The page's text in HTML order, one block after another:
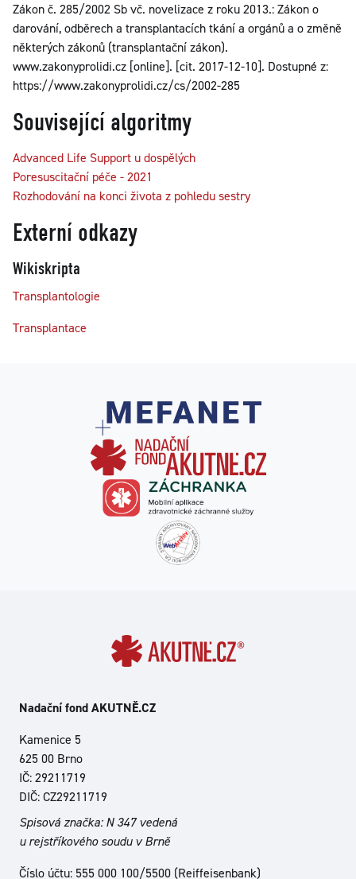
Zákon č. 285/2002 Sb vč. novelizace z roku 2013.: Zákon o
darování, odběrech a transplantacích tkání a orgánů a o změně
některých zákonů (transplantační zákon).
www.zakonyprolidi.cz [online]. [cit. 2017-12-10]. Dostupné z:
https://www.zakonyprolidi.cz/cs/2002-285
Související algoritmy
Advanced Life Support u dospělých
Poresuscitační péče - 2021
Rozhodování na konci života z pohledu sestry
Externí odkazy
Wikiskripta
Transplantologie
Transplantace
Nadační fond AKUTNĚ.CZ
Kamenice 5
625 00 Brno
IČ: 29211719
DIČ: CZ29211719
Spisová značka: N 347 vedená
u rejstříkového soudu v Brně
Číslo účtu: 555 000 100/5500 (Reiffeisenbank)